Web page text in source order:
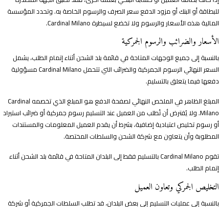
للبطاقة أو البنك أو مزود الدفع سعر الصرف والرسوم الخاصة به. وتحدد المؤسسة
المالية هذه الأسعار والرسوم ولا تخضع لسيطرة Cardinal Milano.
الأسعار والضرائب والرسوم الجمركية
بالنسبة إلى جميع الوجهات المتاحة في قائمة بلد الشحن أثناء إتمام الطلب، يشمل
السعر النهائي الرسوم الجمركية والضرائب التي تتحمل Cardinal Milano مسؤولية
دفعها فيما يتعلق بالتسليم.
المبلغ الظاهر في الملخص النهائي لصفحة الدفع هو المبلغ الذي تخصمه Cardinal
Milano. ولا يُفترض أن تُطلب من العميل عند التسليم رسوم جمركية أو ضرائب استيراد
أو رسوم تخليص اعتيادية إضافية، بشرط أن يقدم العميل المعلومات والمستندات
المطلوبة وأن يتعاون مع شركة الشحن والسلطات المختصة.
تقوم Cardinal Milano بالتسليم فقط إلى البلدان المتاحة في قائمة بلد الشحن أثناء
إتمام الطلب.
التخليص الجمركي وتعاون العميل
بالنسبة إلى عمليات التسليم إلى بعض البلدان، قد تطلب السلطات الجمركية أو شركة